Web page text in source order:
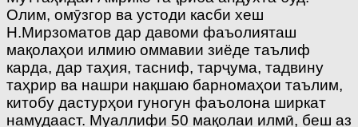
Олим, омӯзгор ва устоди касби хеш
Н.Мирзоматов дар давоми фаъолияташ
мақолаҳои илмию оммавии зиёде таълиф
карда, дар таҳия, тасниф, тарҷума, тадвину
таҳрир ва нашри нақшаю барномаҳои таълим,
китобу дастурҳои гуногун фаъолона ширкат
намудааст. Муаллифи 50 мақолаи илмӣ, беш аз